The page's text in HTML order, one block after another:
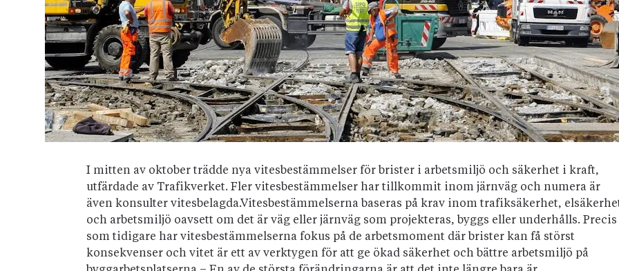
I mitten av oktober trädde nya vitesbestämmelser för brister i arbetsmiljö och säkerhet i kraft,
utfärdade av Trafikverket. Fler vitesbestämmelser har tillkommit inom järnväg och numera är
även konsulter vitesbelagda.Vitesbestämmelserna baseras på krav inom trafiksäkerhet,
och arbetsmiljö oavsett om det är väg eller järnväg som projekteras, byggs eller underhålls. Precis
som tidigare har vitesbestämmelserna fokus på de arbetsmoment där brister kan få störst
konsekvenser och vitet är ett av verktygen för att ge ökad säkerhet och bättre arbetsmiljö på